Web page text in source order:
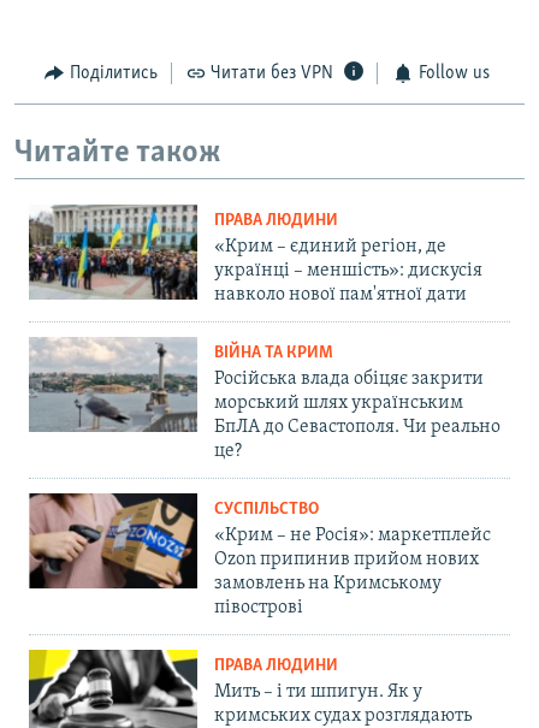
Поділитись Читати без VPN Follow us
Читайте також
ПРАВА ЛЮДИНИ
«Крим – єдиний регіон, де
українці – меншість»: дискусія
навколо нової пам'ятної дати
ВІЙНА ТА КРИМ
Російська влада обіцяє закрити
морський шлях українським
БпЛА до Севастополя. Чи реально
це?
СУСПІЛЬСТВО
«Крим – не Росія»: маркетплейс
Ozon припинив прийом нових
замовлень на Кримському
півострові
ПРАВА ЛЮДИНИ
Мить – і ти шпигун. Як у
кримських судах розглядають